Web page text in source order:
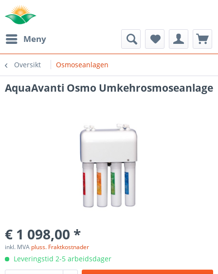
Meny
Oversikt Osmoseanlagen
AquaAvanti Osmo Umkehrosmoseanlage
€ 1 098,00 *
inkl. MVA pluss. Fraktkostnader
Leveringstid 2-5 arbeidsdager